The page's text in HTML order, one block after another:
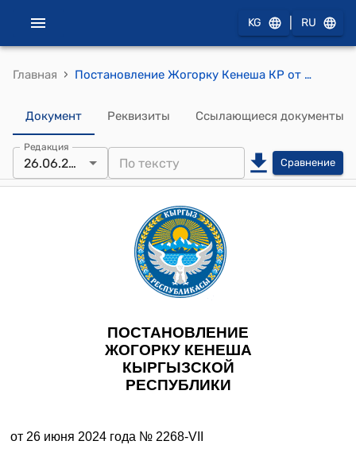
KG RU
Главная › Постановление Жогорку Кенеша КР от 26 июня 2024 года № 2268-VII "О принятии во втором чтении проекта Закона Кыргызской Республики "О ратификации Обменных нот между Министерством иностранных дел Кыргызской Республики и Посольством Китайской Народной Республики в Кыргызской Республике, образующих вместе Дополнительное соглашение о внесении изменений в Соглашение между Правительством Кыргызской Республики и Правительством Китайской Народной Республики об открытии пунктов пропуска на государственной границе и их режиме от 6 сентября 1996 года, подписанных 12 июня 2024 года в городе Бишкек"
Документ Реквизиты Ссылающиеся документы
Редакция
26.06.2024 Сравнение